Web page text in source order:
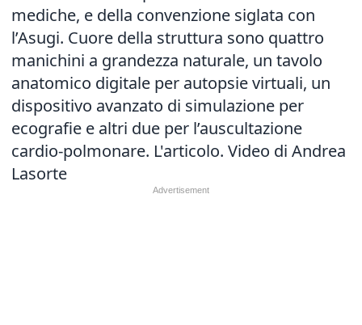
mediche, e della convenzione siglata con
l’Asugi. Cuore della struttura sono quattro
manichini a grandezza naturale, un tavolo
anatomico digitale per autopsie virtuali, un
dispositivo avanzato di simulazione per
ecografie e altri due per l’auscultazione
cardio-polmonare. L'articolo. Video di Andrea
Lasorte